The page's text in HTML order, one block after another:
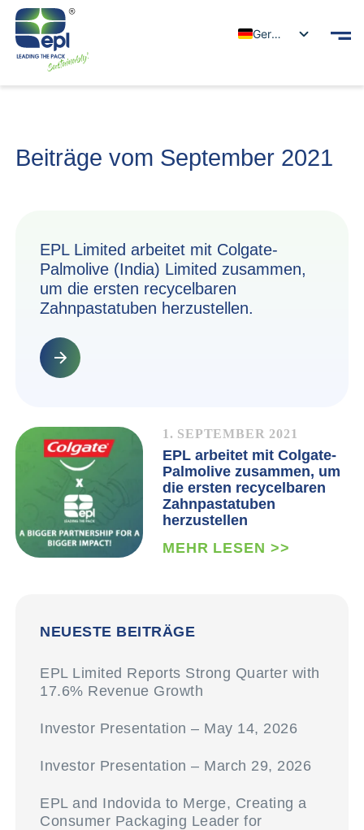
German
Beiträge vom September 2021
EPL Limited arbeitet mit Colgate-
Palmolive (India) Limited zusammen,
um die ersten recycelbaren
Zahnpastatuben herzustellen.
1. SEPTEMBER 2021
EPL arbeitet mit Colgate-
Palmolive zusammen, um
die ersten recycelbaren
Zahnpastatuben
herzustellen
MEHR LESEN >>
NEUESTE BEITRÄGE
EPL Limited Reports Strong Quarter with
17.6% Revenue Growth
Investor Presentation – May 14, 2026
Investor Presentation – March 29, 2026
EPL and Indovida to Merge, Creating a
Consumer Packaging Leader for